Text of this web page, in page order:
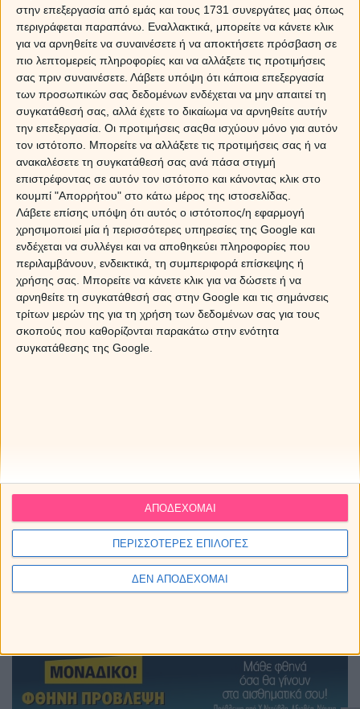
στην επεξεργασία από εμάς και τους 1731 συνεργάτες μας όπως
περιγράφεται παραπάνω. Εναλλακτικά, μπορείτε να κάνετε κλικ
για να αρνηθείτε να συναινέσετε ή να αποκτήσετε πρόσβαση σε
πιο λεπτομερείς πληροφορίες και να αλλάξετε τις προτιμήσεις
σας πριν συναινέσετε. Λάβετε υπόψη ότι κάποια επεξεργασία
των προσωπικών σας δεδομένων ενδέχεται να μην απαιτεί τη
συγκατάθεσή σας, αλλά έχετε το δικαίωμα να αρνηθείτε αυτήν
την επεξεργασία. Οι προτιμήσεις σαςθα ισχύουν μόνο για αυτόν
τον ιστότοπο. Μπορείτε να αλλάξετε τις προτιμήσεις σας ή να
ανακαλέσετε τη συγκατάθεσή σας ανά πάσα στιγμή
επιστρέφοντας σε αυτόν τον ιστότοπο και κάνοντας κλικ στο
κουμπί "Απορρήτου" στο κάτω μέρος της ιστοσελίδας.
Λάβετε επίσης υπόψη ότι αυτός ο ιστότοπος/η εφαρμογή
χρησιμοποιεί μία ή περισσότερες υπηρεσίες της Google και
ενδέχεται να συλλέγει και να αποθηκεύει πληροφορίες που
περιλαμβάνουν, ενδεικτικά, τη συμπεριφορά επίσκεψης ή
χρήσης σας. Μπορείτε να κάνετε κλικ για να δώσετε ή να
αρνηθείτε τη συγκατάθεσή σας στην Google και τις σημάνσεις
τρίτων μερών της για τη χρήση των δεδομένων σας για τους
σκοπούς που καθορίζονται παρακάτω στην ενότητα
συγκατάθεσης της Google.
ΠΕΡΙΣΣΟΤΕΡΕΣ ΕΠΙΛΟΓΕΣ
ΔΕΝ ΑΠΟΔΕΧΟΜΑΙ
ΑΠΟΔΕΧΟΜΑΙ
Τα ζώδια την Πέμπτη 06/08/2026
ΔΩΡΕΑΝ πρόβλεψη από τον Χρίστο Ντούβλη για την
έκλειψη Ηλίου στον Λέοντα!